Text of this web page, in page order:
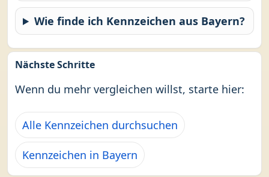
Wie finde ich Kennzeichen aus Bayern?
Nächste Schritte
Wenn du mehr vergleichen willst, starte hier:
Alle Kennzeichen durchsuchen
Kennzeichen in Bayern